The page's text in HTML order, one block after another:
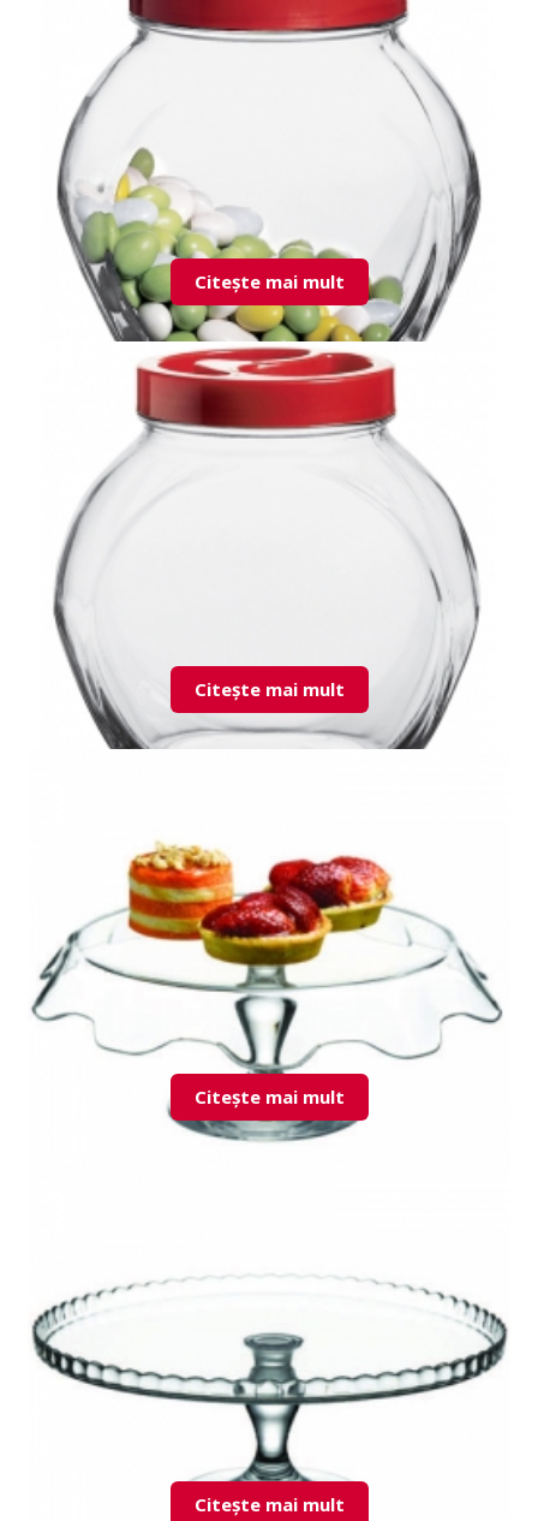
55012 Basic sosiera
80000 Bella borcan cu capac
Citește mai mult
80002 Bella borcan cu capac
Citește mai mult
Citește mai mult
Citește mai mult